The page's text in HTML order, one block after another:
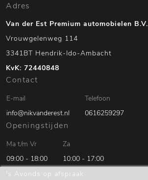
Adres
Van der Est Premium automobielen B.V.
Vrouwgelenweg 114
3341BT Hendrik-Ido-Ambacht
KvK: 72440848
Contact
E-mail
info@nikvanderest.nl
Telefoon
0616259297
Openingstijden
Ma t/m Vr
09:00 - 18:00
Za
10:00 - 17:00
's Avonds op afspraak